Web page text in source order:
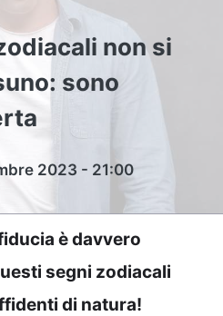
non si
sono
2023 - 21:00
è davvero
segni zodiacali
di natura!